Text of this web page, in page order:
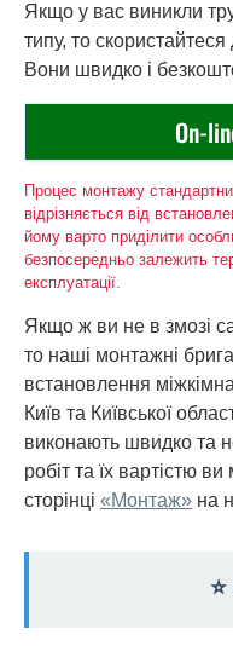
Якщо у вас виникли
типу, то
Вони швидко і
On-
Процес монтажу
відрізняється від
йому варто приділити
безпосередньо залежить
експлуатації.
Якщо ж ви не в змозі
то наші монтажні
встановлення
Київ та Київської
виконають швидко та
робіт та їх вартістю
сторінці «Монтаж» на